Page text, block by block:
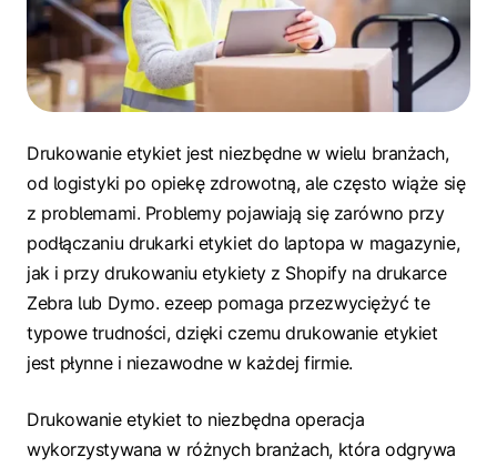
Drukowanie etykiet jest niezbędne w wielu branżach,
od logistyki po opiekę zdrowotną, ale często wiąże się
z problemami. Problemy pojawiają się zarówno przy
podłączaniu drukarki etykiet do laptopa w magazynie,
jak i przy drukowaniu etykiety z Shopify na drukarce
Zebra lub Dymo. ezeep pomaga przezwyciężyć te
typowe trudności, dzięki czemu drukowanie etykiet
jest płynne i niezawodne w każdej firmie.
Drukowanie etykiet to niezbędna operacja
wykorzystywana w różnych branżach, która odgrywa